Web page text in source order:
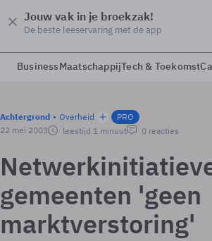
Jouw vak in je broekzak!
De beste leeservaring met de app
BusinessMaatschappijTech & Toekomst
Achtergrond Overheid
PRO
22 mei 2003
leestijd 1 minuut 0 reacties
gemeenten 'geen
marktverstoring'